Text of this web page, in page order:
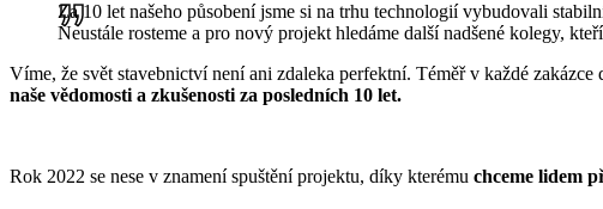
Za 10 let našeho působení jsme si na trhu technologií vybudovali
Neustále rosteme a pro nový projekt hledáme další nadšené kolegy,
Víme, že svět stavebnictví není ani zdaleka perfektní. Téměř v každé
naše vědomosti a zkušenosti za posledních 10 let.
Rok 2022 se nese v znamení spuštění projektu, díky kterému chceme lidem